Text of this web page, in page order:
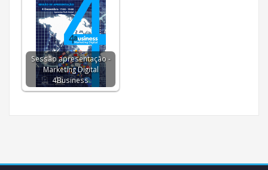
Sessão apresentação -
Marketing Digital
4Business